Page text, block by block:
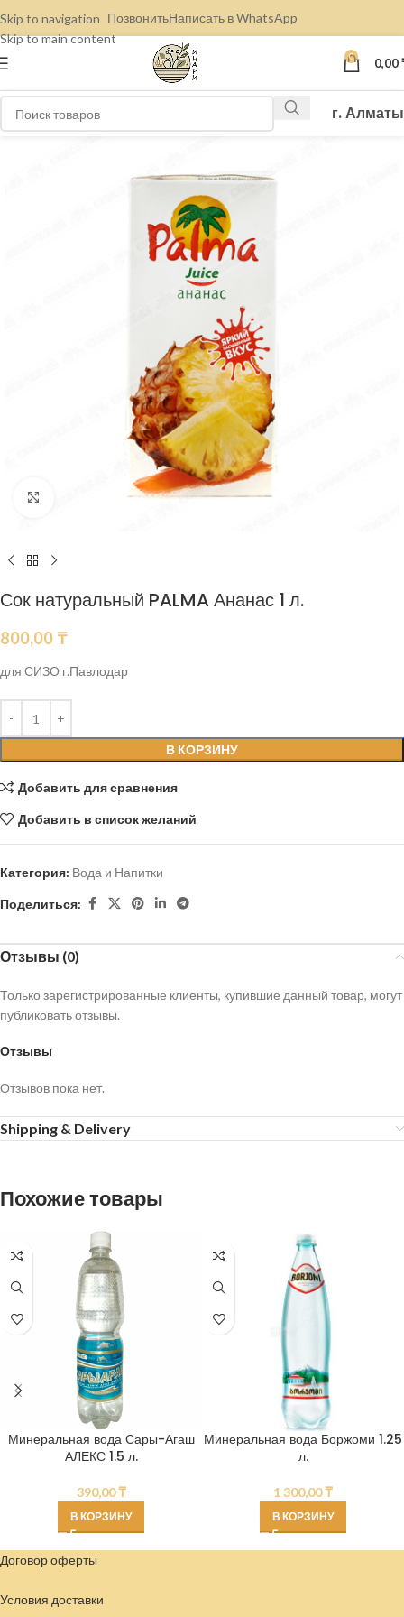
Skip to navigation
Skip to main content
ПозвонитьНаписать в WhatsApp
0 0,00
г. Алматы
Нажмите, чтобы увеличить
Сок натуральный PALMA Ананас 1 л.
800,00 ₸
для СИЗО г.Павлодар
В КОРЗИНУ
Добавить для сравнения
Добавить в список желаний
Категория: Вода и Напитки
Поделиться:
Отзывы (0)
Отзывы
Отзывов пока нет.
Только зарегистрированные клиенты, купившие данный товар, могут
публиковать отзывы.
Shipping & Delivery
Похожие товары
Минеральная вода Сары-Агаш
АЛЕКС 1.5 л.
390,00₸
В КОРЗИНУ
Минеральная вода Боржоми 1.25
л.
1 300,00₸
В КОРЗИНУ
Договор оферты
Условия доставки